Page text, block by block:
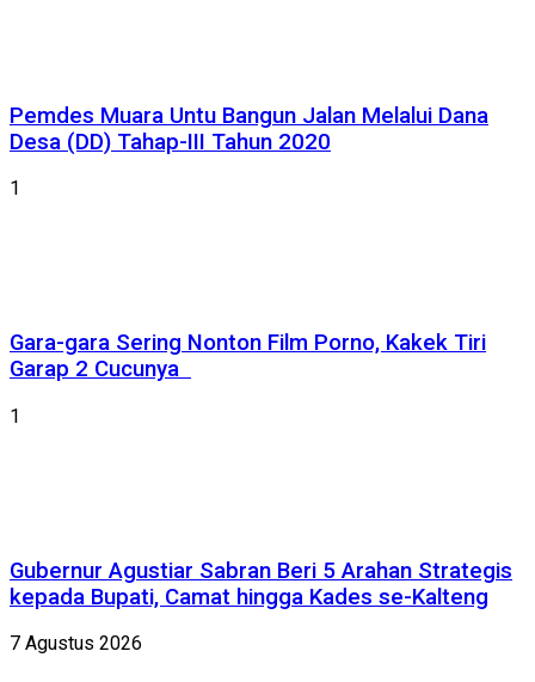
Pemdes Muara Untu Bangun Jalan Melalui Dana
Desa (DD) Tahap-III Tahun 2020
1
Gara-gara Sering Nonton Film Porno, Kakek Tiri
Garap 2 Cucunya
1
Gubernur Agustiar Sabran Beri 5 Arahan Strategis
kepada Bupati, Camat hingga Kades se-Kalteng
7 Agustus 2026